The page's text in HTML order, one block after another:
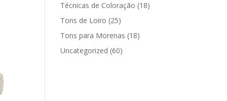
Técnicas de Coloração (18)
Tons de Loiro (25)
Tons para Morenas (18)
Uncategorized (60)